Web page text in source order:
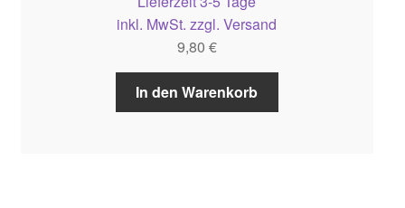
inkl. MwSt. zzgl. Versand
9,80 €
In den Warenkorb